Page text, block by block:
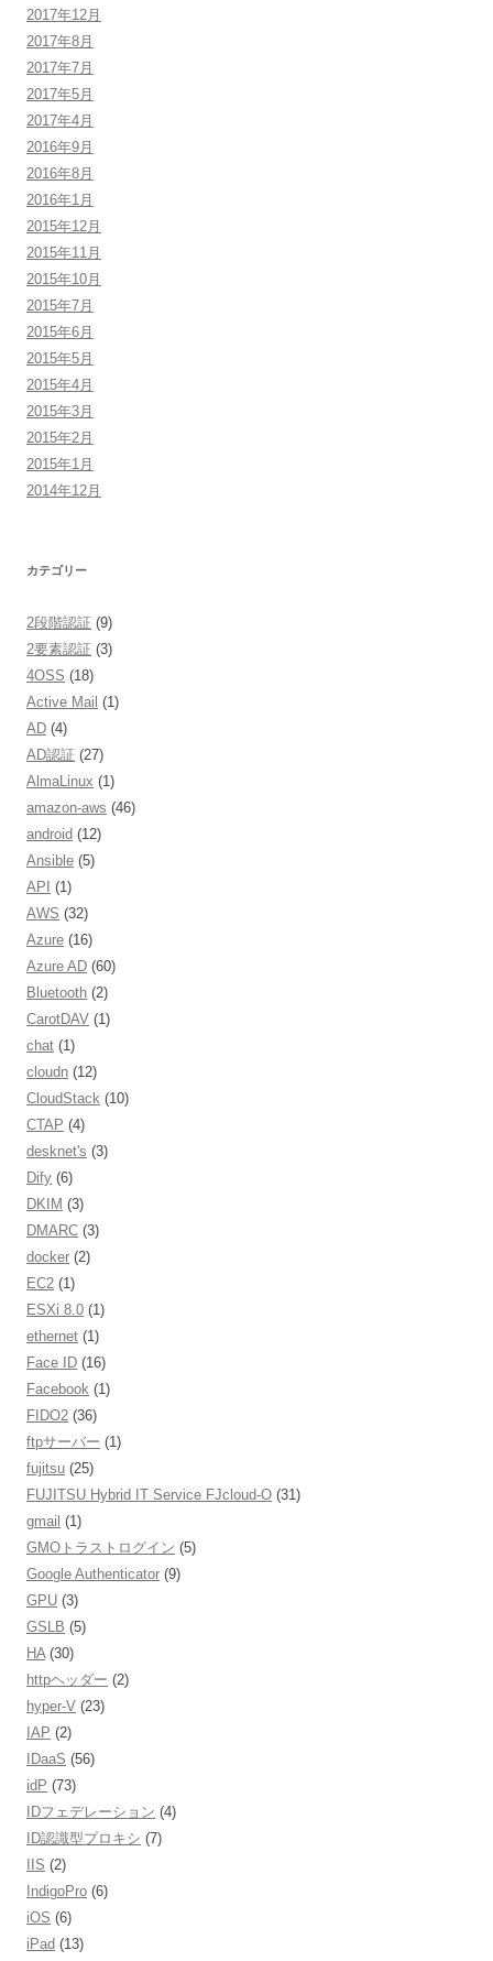
2017年12月
2017年8月
2017年7月
2017年5月
2017年4月
2016年9月
2016年8月
2016年1月
2015年12月
2015年11月
2015年10月
2015年7月
2015年6月
2015年5月
2015年4月
2015年3月
2015年2月
2015年1月
2014年12月
カテゴリー
2段階認証 (9)
2要素認証 (3)
4OSS (18)
Active Mail (1)
AD (4)
AD認証 (27)
AlmaLinux (1)
amazon-aws (46)
android (12)
Ansible (5)
API (1)
AWS (32)
Azure (16)
Azure AD (60)
Bluetooth (2)
CarotDAV (1)
chat (1)
cloudn (12)
CloudStack (10)
CTAP (4)
desknet's (3)
Dify (6)
DKIM (3)
DMARC (3)
docker (2)
EC2 (1)
ESXi 8.0 (1)
ethernet (1)
Face ID (16)
Facebook (1)
FIDO2 (36)
ftpサーバー (1)
fujitsu (25)
FUJITSU Hybrid IT Service FJcloud-O (31)
gmail (1)
GMOトラストログイン (5)
Google Authenticator (9)
GPU (3)
GSLB (5)
HA (30)
httpヘッダー (2)
hyper-V (23)
IAP (2)
IDaaS (56)
idP (73)
IDフェデレーション (4)
ID認識型プロキシ (7)
IIS (2)
IndigoPro (6)
iOS (6)
iPad (13)